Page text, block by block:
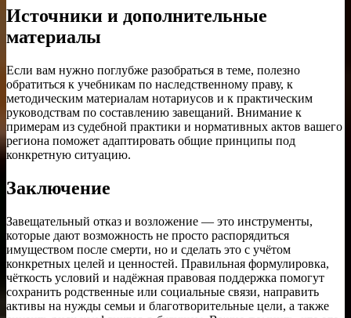
Источники и дополнительные
материалы
Если вам нужно поглубже разобраться в теме, полезно
обратиться к учебникам по наследственному праву, к
методическим материалам нотариусов и к практическим
руководствам по составлению завещаний. Внимание к
примерам из судебной практики и нормативных актов вашего
региона поможет адаптировать общие принципы под
конкретную ситуацию.
Заключение
Завещательный отказ и возложение — это инструменты,
которые дают возможность не просто распорядиться
имуществом после смерти, но и сделать это с учётом
конкретных целей и ценностей. Правильная формулировка,
чёткость условий и надёжная правовая поддержка помогут
сохранить родственные или социальные связи, направить
активы на нужды семьи и благотворительные цели, а также